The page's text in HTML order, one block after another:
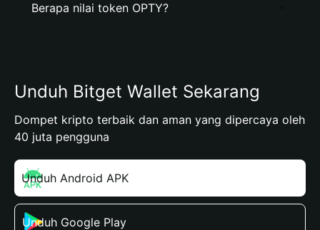
Berapa nilai token OPTY?
Unduh Bitget Wallet Sekarang
Dompet kripto terbaik dan aman yang dipercaya oleh
40 juta pengguna
Unduh Android APK
Unduh Google Play